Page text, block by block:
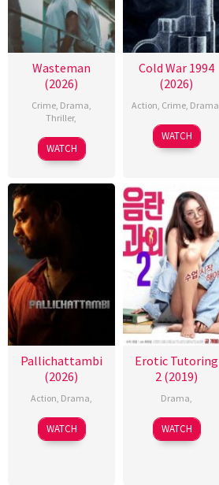
Wasteman
(2026)
Crime, Drama
Thriller,
WATCH
Cold War 1994
(2026)
Action Crime, Drama
WATCH
Pallichattambi
(2026)
Action Drama
WATCH
Erotic Tutoring
2 (2019)
Drama
WATCH